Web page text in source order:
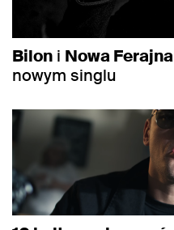
Bilon i Nowa Ferajna
nowym singlu